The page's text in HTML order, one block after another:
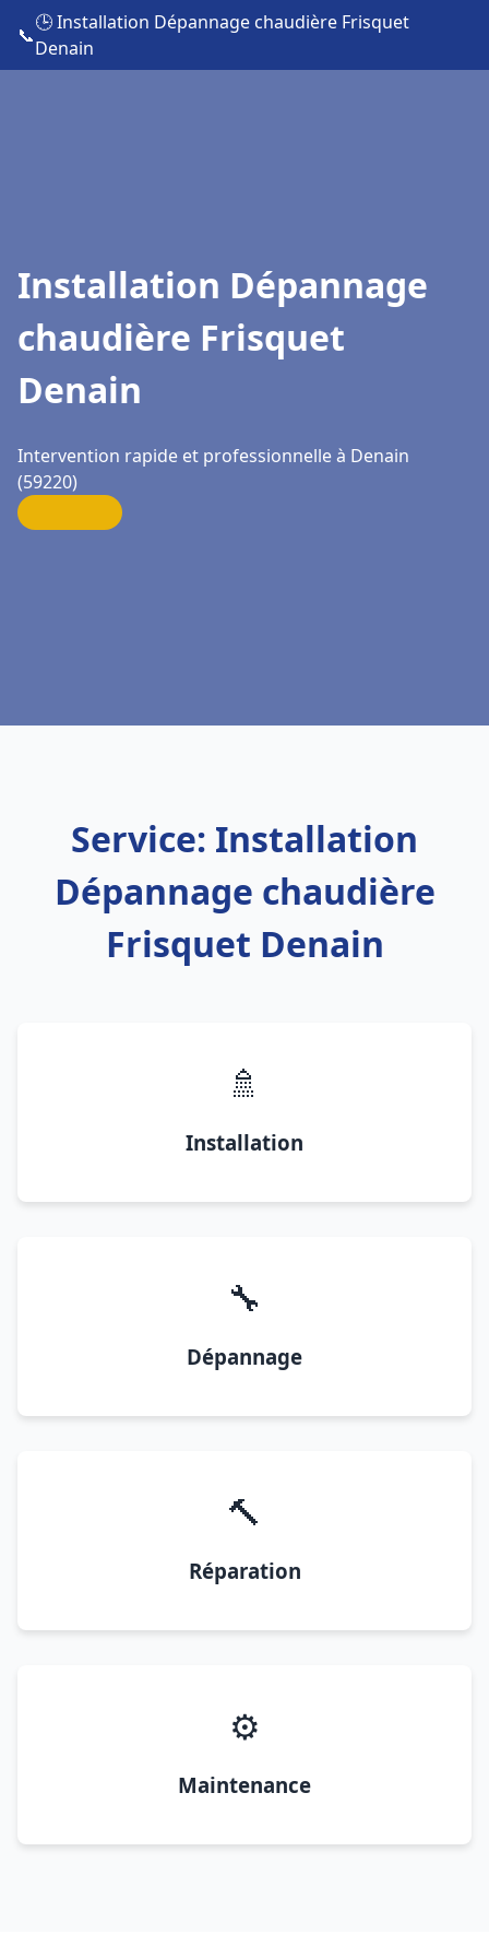
📞
🕒 Installation Dépannage chaudière Frisquet
Denain
Installation Dépannage
chaudière Frisquet
Denain
Intervention rapide et professionnelle à Denain
(59220)
Service: Installation
Dépannage chaudière
Frisquet Denain
🚿
Installation
🔧
Dépannage
🔨
Réparation
⚙️
Maintenance